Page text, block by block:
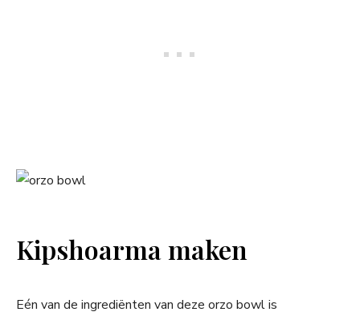
Kipshoarma maken
Eén van de ingrediënten van deze orzo bowl is